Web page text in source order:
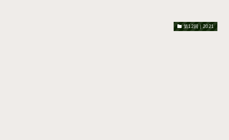
第12回｜2021